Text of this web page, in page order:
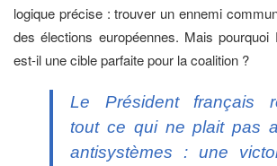
logique précise : trouver un ennemi
des élections européennes. Mais pourquoi
est-il une cible parfaite pour la coalition ?
Le Président français
tout ce qui ne plait pas
antisystèmes : une